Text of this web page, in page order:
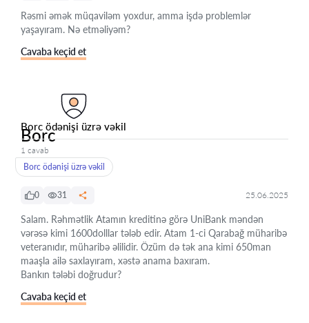
Rəsmi əmək müqaviləm yoxdur, amma işdə problemlər
yaşayıram. Nə etməliyəm?
Cavaba keçid et
Borc ödənişi üzrə vəkil
Borc
1 cavab
Borc ödənişi üzrə vəkil
0 31 25.06.2025
Salam. Rəhmətlik Atamın kreditinə görə UniBank məndən
vərəsə kimi 1600dolllar tələb edir. Atam 1-ci Qarabağ müharibə
veteranıdır, müharibə əlilidir. Özüm də tək ana kimi 650man
maaşla ailə saxlayıram, xəstə anama baxıram.
Bankın tələbi doğrudur?
Cavaba keçid et